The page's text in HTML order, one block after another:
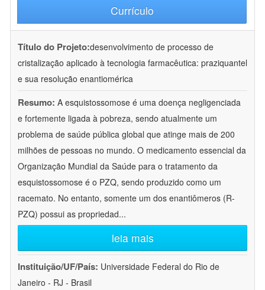
Currículo
Título do Projeto:desenvolvimento de processo de
cristalização aplicado à tecnologia farmacêutica: praziquantel
e sua resolução enantiomérica
Resumo: A esquistossomose é uma doença negligenciada
e fortemente ligada à pobreza, sendo atualmente um
problema de saúde pública global que atinge mais de 200
milhões de pessoas no mundo. O medicamento essencial da
Organização Mundial da Saúde para o tratamento da
esquistossomose é o PZQ, sendo produzido como um
racemato. No entanto, somente um dos enantiômeros (R-
PZQ) possui as propriedad...
leia mais
Instituição/UF/País: Universidade Federal do Rio de
Janeiro - RJ - Brasil